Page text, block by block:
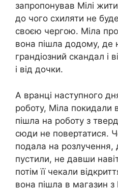
запропонував Мілі жити
до чого схиляти не
своєю чергою. Міла
вона пішла додому, де
грандіозний скандал і
і від дочки.
А вранці наступного
роботу, Міла покидали
пішла на роботу з
сюди не повертатися.
подала на розлучення,
пустили, не давши
потім її чекали
вона пішла в магазин